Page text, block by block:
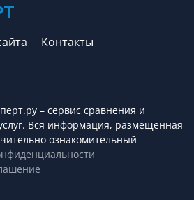
Контакты
– сервис cравнения и
Вся информация, размещенная
ознакомительный